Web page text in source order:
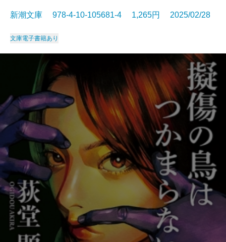
新潮文庫 978-4-10-105681-4 1,265円 2025/02/28
文庫電子書籍あり